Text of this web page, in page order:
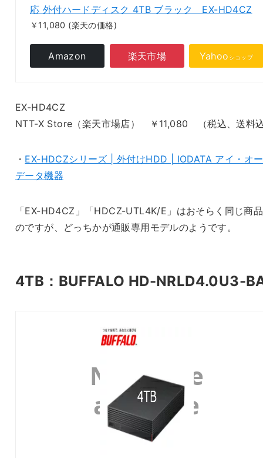
応 外付ハードディスク 4TB ブラック EX-HD4CZ
￥11,080 (楽天の価格)
Amazon 楽天市場 Yahoo ショップ
EX-HD4CZ
NTT-X Store（楽天市場店） ￥11,080 （税込、送料
・ EX-HDCZシリーズ | 外付けHDD | IODATA アイ・オ
データ機器
「EX-HD4CZ」「HDCZ-UTL4K/E」はおそらく同じ商
のですが、どっちかが通販専用モデルのようです。
4TB：BUFFALO HD-NRLD4.0U3-